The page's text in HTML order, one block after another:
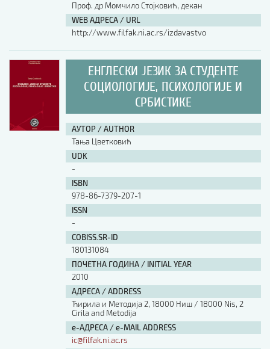
Проф. др Момчило Стојковић, декан
WEB АДРЕСА / URL
http://www.filfak.ni.ac.rs/izdavastvo
ЕНГЛЕСКИ ЈЕЗИК ЗА СТУДЕНТЕ
СОЦИОЛОГИЈЕ, ПСИХОЛОГИЈЕ И
СРБИСТИКЕ
АУТОР / AUTHOR
Тања Цветковић
UDK
-
ISBN
978-86-7379-207-1
ISSN
-
COBISS.SR-ID
180131084
ПОЧЕТНА ГОДИНА / INITIAL YEAR
2010
АДРЕСА / ADDRESS
Ћирила и Методија 2, 18000 Ниш / 18000 Nis, 2
Cirila and Metodija
е-АДРЕСА / e-MAIL ADDRESS
ic@filfak.ni.ac.rs